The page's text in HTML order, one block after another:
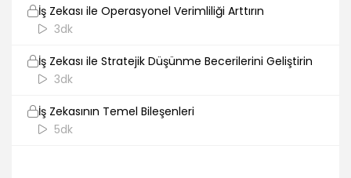
İş Zekası ile Operasyonel Verimliliği Arttırın
3dk
İş Zekası ile Stratejik Düşünme Becerilerini Geliştirin
3dk
İş Zekasının Temel Bileşenleri
5dk